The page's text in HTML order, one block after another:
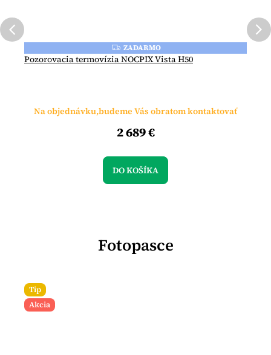
Z
A
D
ZADARMO
Pozorovacia termovízia NOCPIX Vista H50
Na objednávku,budeme Vás obratom kontaktovať
2 689 €
DO KOŠÍKA
Fotopasce
Tip
Akcia